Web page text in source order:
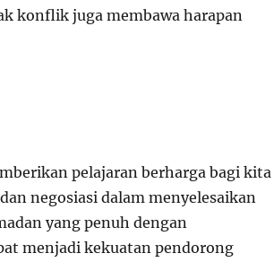
konflik juga membawa harapan
pelajaran berharga bagi kita
negosiasi dalam menyelesaikan
yang penuh dengan
menjadi kekuatan pendorong